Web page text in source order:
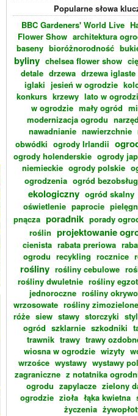
Popularne słowa
BBC Gardeners' World Live
Flower Show architektura
baseny bioróżnorodność
byliny chelsea flower show
detale drzewa drzewa iglaste
iglaki jesień w ogrodzie
konkurs krzewy lato w
w ogrodzie mały ogród
modernizacja ogrodu
nawadnianie nawierzchnie
obwódki ogrody Irlandii
ogrody holenderskie ogrody
niemieckie ogrody polskie
ogrodzenia ogród
ekologiczny ogród skalny
oświetlenie paprocie
pnącza poradnik porady
roślin projektowanie
cienista rabata preriowa
ogrodu recykling rocznice
rośliny rośliny cebulowe
rośliny dwuletnie rośliny
jednoroczne rośliny
wrzosowate rośliny zimozielone
róże siew stawy storczyki
ogród szklarnie szkodniki
trawnik trawy trawy
wiosna w ogrodzie wizyty
wrzośce wystawy wystawy
zagraniczne z notatnika
ogrodu zapylacze zielony
ogrodzie zioła łąka kwietna
życzenia